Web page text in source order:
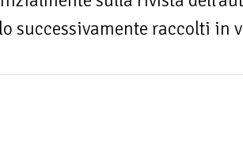
successivamente raccolti in